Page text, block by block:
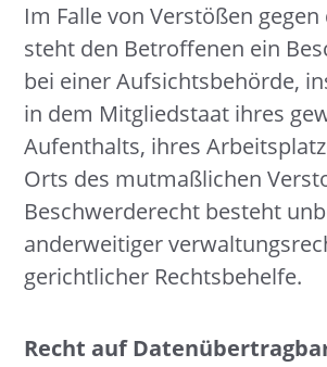
Im Falle von Verstößen gegen
steht den Betroffenen ein
bei einer Aufsichtsbehörde,
in dem Mitgliedstaat ihres
Aufenthalts, ihres
Orts des mutmaßlichen
Beschwerderecht besteht
anderweitiger
gerichtlicher Rechtsbehelfe.
Recht auf